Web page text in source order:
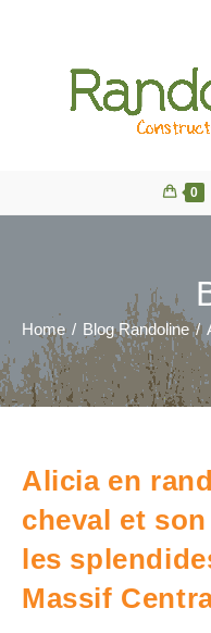
0
Home / Blog Randoline /
Alicia en
cheval et
les
Massif